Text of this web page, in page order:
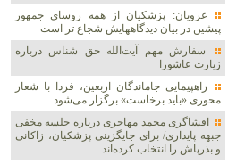
غرویان: پزشکیان از همه روسای جمهور
پیشین در بیان دیدگاههایش شجاع تر است
سفارش مهم آیت‌الله حق شناس درباره
زیارت عاشورا
راهپیمایی جاماندگان اربعین، فردا با شعار
محوری «باید برخاست» برگزار می‌شود
افشاگری محمد مهاجری درباره جلسه مخفی
جبهه پایداری/ برای جایگزینی پزشکیان، زاکانی
و بذرپاش را انتخاب کرده‌اند